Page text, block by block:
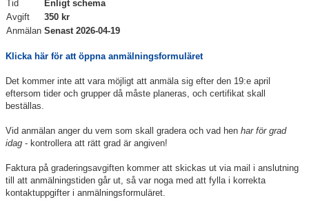
Tid
Enligt schema
Avgift
350 kr
Anmälan Senast 2026-04-19
Klicka här för att öppna anmälningsformuläret
Det kommer inte att vara möjligt att anmäla sig efter den 19:e april
eftersom tider och grupper då måste planeras, och certifikat skall
beställas.
Vid anmälan anger du vem som skall gradera och vad hen har för grad
idag - kontrollera att rätt grad är angiven!
Faktura på graderingsavgiften kommer att skickas ut via mail i anslutning
till att anmälningstiden går ut, så var noga med att fylla i korrekta
kontaktuppgifter i anmälningsformuläret.